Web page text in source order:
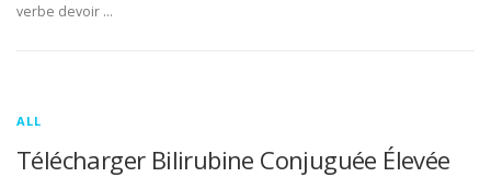
verbe devoir …
ALL
Télécharger Bilirubine Conjuguée Élevée